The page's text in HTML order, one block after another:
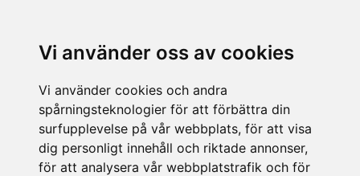
Vi använder oss av cookies
Vi använder cookies och andra
spårningsteknologier för att förbättra din
surfupplevelse på vår webbplats, för att visa
dig personligt innehåll och riktade annonser,
för att analysera vår webbplatstrafik och för